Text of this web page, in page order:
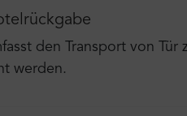
den Transport von Tür
werden.